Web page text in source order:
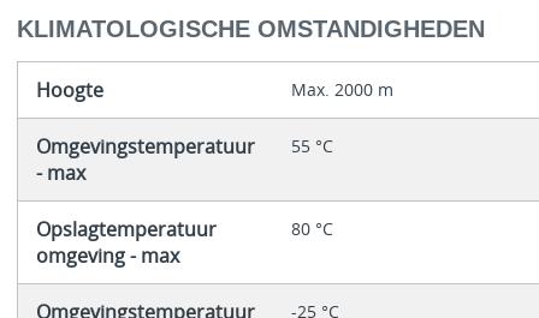
KLIMATOLOGISCHE OMSTANDIGHEDEN
Hoogte Max. 2000 m
Omgevingstemperatuur
- max
55 °C
Opslagtemperatuur
omgeving - max
80 °C
Omgevingstemperatuur -25 °C